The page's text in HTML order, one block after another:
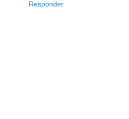
Responder